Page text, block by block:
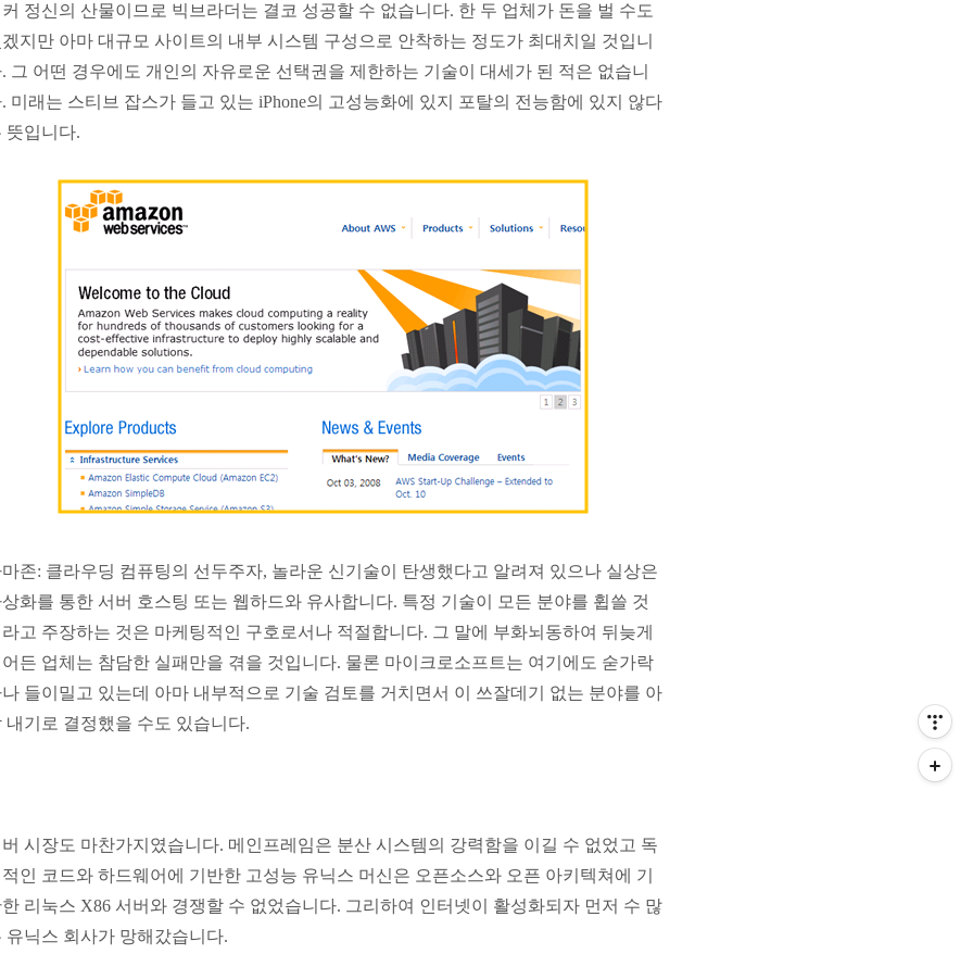
정신의 산물이므로 빅브라더는 결코 성공할 수 없습니다. 한 두 업체가 돈을 벌 수도
지만 아마 대규모 사이트의 내부 시스템 구성으로 안착하는 정도가 최대치일 것입니
그 어떤 경우에도 개인의 자유로운 선택권을 제한하는 기술이 대세가 된 적은 없습니
미래는 스티브 잡스가 들고 있는 iPhone의 고성능화에 있지 포탈의 전능함에 있지 않다
뜻입니다.
존: 클라우딩 컴퓨팅의 선두주자, 놀라운 신기술이 탄생했다고 알려져 있으나 실상은
화를 통한 서버 호스팅 또는 웹하드와 유사합니다. 특정 기술이 모든 분야를 휩쓸 것
고 주장하는 것은 마케팅적인 구호로서나 적절합니다. 그 말에 부화뇌동하여 뒤늦게
든 업체는 참담한 실패만을 겪을 것입니다. 물론 마이크로소프트는 여기에도 숟가락
들이밀고 있는데 아마 내부적으로 기술 검토를 거치면서 이 쓰잘데기 없는 분야를 아
내기로 결정했을 수도 있습니다.
시장도 마찬가지였습니다. 메인프레임은 분산 시스템의 강력함을 이길 수 없었고 독
인 코드와 하드웨어에 기반한 고성능 유닉스 머신은 오픈소스와 오픈 아키텍쳐에 기
리눅스 X86 서버와 경쟁할 수 없었습니다. 그리하여 인터넷이 활성화되자 먼저 수 많
유닉스 회사가 망해갔습니다.